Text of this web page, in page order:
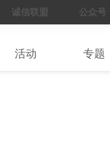
诚信联盟 公众号
活动 专题